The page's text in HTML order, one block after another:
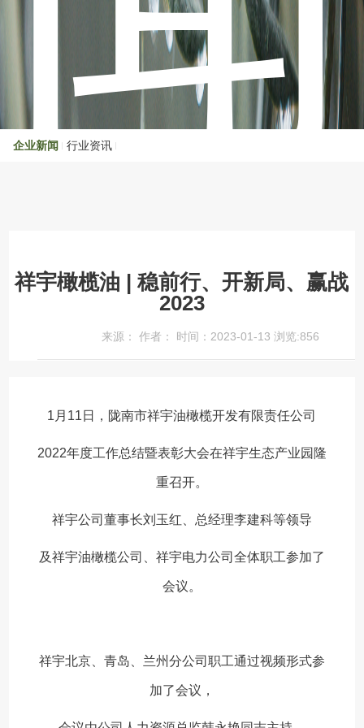
中
企业新闻 行业资讯
祥宇橄榄油 | 稳前行、开新局、赢战
2023
来源： 作者： 时间：2023-01-13 浏览:856
1月11日，陇南市祥宇油橄榄开发有限责任公司
2022年度工作总结暨表彰大会在祥宇生态产业园隆
重召开。
祥宇公司董事长刘玉红、总经理李建科等领导
及祥宇油橄榄公司、祥宇电力公司全体职工参加了
会议。
祥宇北京、青岛、兰州分公司职工通过视频形式参
加了会议，